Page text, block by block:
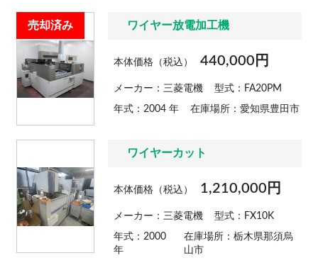
売却済み ワイヤー放電加工機
本体価格（税込） 440,000円
メーカー：三菱電機 型式：FA20PM
年式：2004 年 在庫場所：愛知県豊田市
ワイヤーカット
本体価格（税込） 1,210,000円
メーカー：三菱電機 型式：FX10K
年式：2000
年
在庫場所：栃木県那須烏
山市